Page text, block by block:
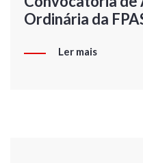
Ordinária da
Ler mais